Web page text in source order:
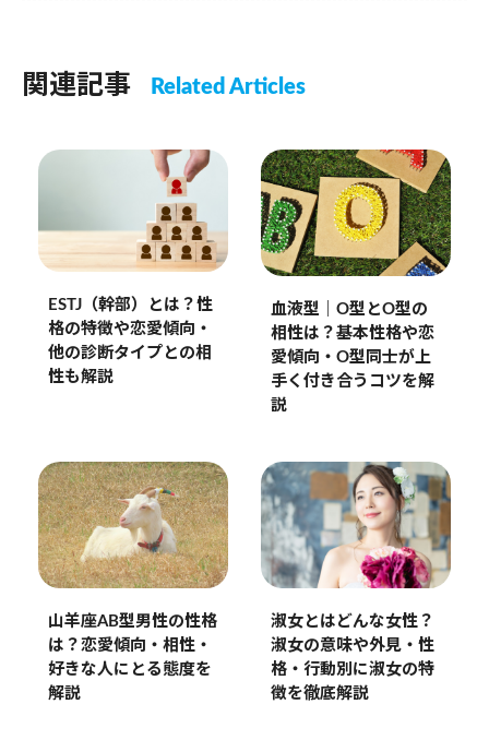
関連記事 Related Articles
ESTJ（幹部）とは？性
格の特徴や恋愛傾向・
他の診断タイプとの相
性も解説
血液型｜O型とO型の
相性は？基本性格や恋
愛傾向・O型同士が上
手く付き合うコツを解
説
山羊座AB型男性の性格
は？恋愛傾向・相性・
好きな人にとる態度を
解説
淑女とはどんな女性？
淑女の意味や外見・性
格・行動別に淑女の特
徴を徹底解説